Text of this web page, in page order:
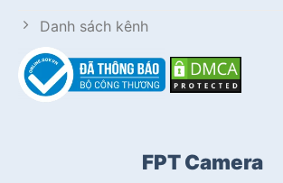
Danh sách kênh
FPT Camera